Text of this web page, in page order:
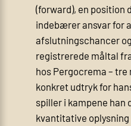
(forward), en position
indebærer ansvar for
afslutningschancer
registrerede måltal
hos Pergocrema – tre
konkret udtryk for
spiller i kampene han
kvantitative